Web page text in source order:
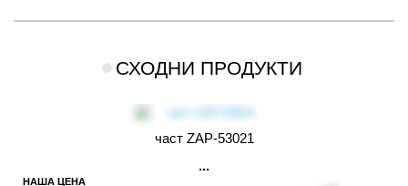
СХОДНИ ПРОДУКТИ
част ZAP-53021